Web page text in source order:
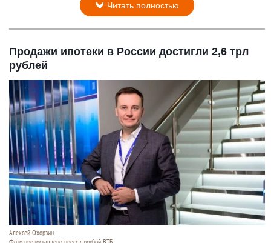
Читать полностью
Продажи ипотеки в России достигли 2,6 трл
рублей
Алексей Охорзин.